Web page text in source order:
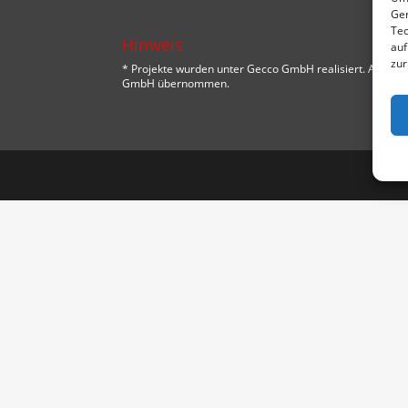
Hinweis
* Projekte wurden unter Gecco GmbH realisiert. Alle
GmbH übernommen.